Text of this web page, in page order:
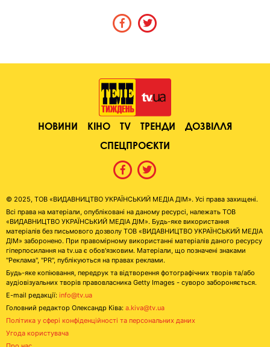
НОВИНИ КІНО TV ТРЕНДИ
ДОЗВІЛЛЯ
СПЕЦПРОЄКТИ
© 2025, ТОВ «ВИДАВНИЦТВО УКРАЇНСЬКИЙ МЕДІА ДІМ». Усі права захищені.
Всі права на матеріали, опубліковані на даному ресурсі, належать ТОВ
«ВИДАВНИЦТВО УКРАЇНСЬКИЙ МЕДІА ДІМ». Будь-яке використання
матеріалів без письмового дозволу ТОВ «ВИДАВНИЦТВО УКРАЇНСЬКИЙ МЕДІА
ДІМ» заборонено. При правомірному використанні матеріалів даного ресурсу
гіперпосилання на tv.ua є обов'язковим. Матеріали, що позначені знаками
"Реклама", "PR", публікуються на правах реклами.
Будь-яке копіювання, передрук та відтворення фотографічних творів та/або
аудіовізуальних творів правовласника Getty Images - суворо забороняється.
E-mail редакції: info@tv.ua
Головний редактор Олександр Ківа: a.kiva@tv.ua
Політика у сфері конфіденційності та персональних даних
Угода користувача